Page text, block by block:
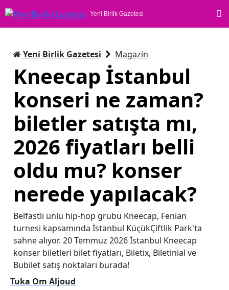
Yeni Birlik Gazetesi
Yeni Birlik Gazetesi Magazin
Kneecap İstanbul
konseri ne zaman?
biletler satışta mı,
2026 fiyatları belli
oldu mu? konser
nerede yapılacak?
Belfastlı ünlü hip-hop grubu Kneecap, Fenian
turnesi kapsamında İstanbul KüçükÇiftlik Park'ta
sahne alıyor. 20 Temmuz 2026 İstanbul Kneecap
konser biletleri bilet fiyatları, Biletix, Biletinial ve
Bubilet satış noktaları burada!
Tuka Om Aljoud